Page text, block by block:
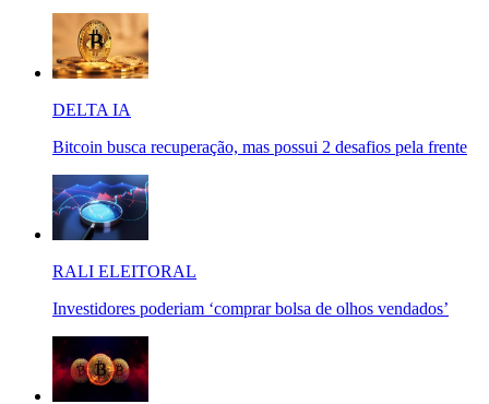
DELTA IA
Bitcoin busca recuperação, mas possui 2 desafios pela frente
RALI ELEITORAL
Investidores poderiam ‘comprar bolsa de olhos vendados’